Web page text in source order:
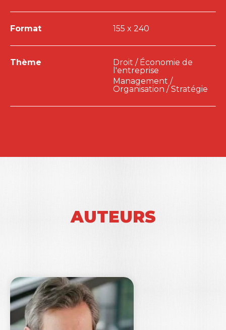
Format 155 x 240
Thème
Droit / Économie de
l'entreprise
Management /
Organisation / Stratégie
AUTEURS